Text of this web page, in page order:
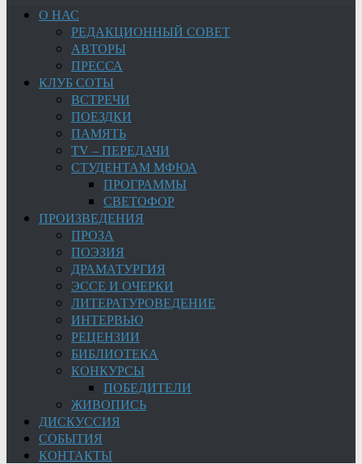
О НАС
РЕДАКЦИОННЫЙ СОВЕТ
АВТОРЫ
ПРЕССА
КЛУБ СОТЫ
ВСТРЕЧИ
ПОЕЗДКИ
ПАМЯТЬ
TV – ПЕРЕДАЧИ
СТУДЕНТАМ МФЮА
ПРОГРАММЫ
СВЕТОФОР
ПРОИЗВЕДЕНИЯ
ПРОЗА
ПОЭЗИЯ
ДРАМАТУРГИЯ
ЭССЕ И ОЧЕРКИ
ЛИТЕРАТУРОВЕДЕНИЕ
ИНТЕРВЬЮ
РЕЦЕНЗИИ
БИБЛИОТЕКА
КОНКУРСЫ
ПОБЕДИТЕЛИ
ЖИВОПИСЬ
ДИСКУССИЯ
СОБЫТИЯ
КОНТАКТЫ